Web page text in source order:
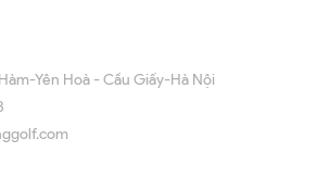
Yên Hoà - Cầu Giấy-Hà Nội